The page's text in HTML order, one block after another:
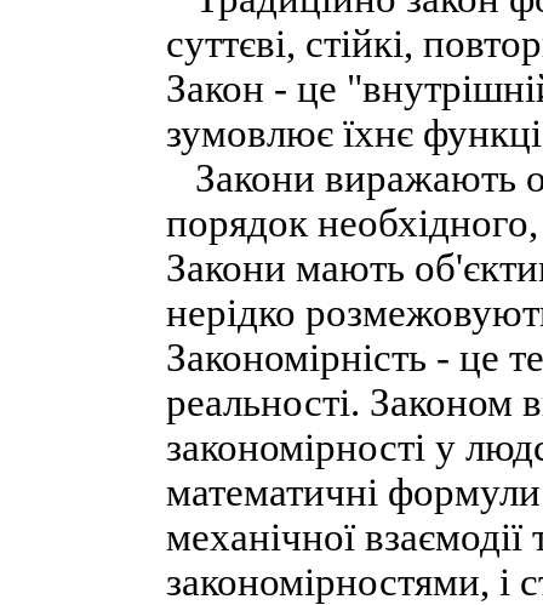
суттєві, стійкі,
Закон - це
зумовлює їхнє
Закони виражають
порядок
Закони мають
нерідко
Закономірність - це
реальності. Законом
закономірності у
математичні
механічної
закономірностями,